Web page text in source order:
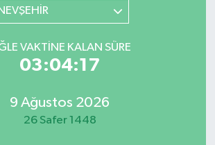
VAKTINE KALAN SÜRE
03:04:17
9 Ağustos 2026
26 Safer 1448